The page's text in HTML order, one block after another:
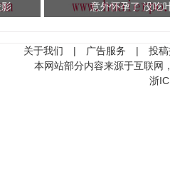
意外怀孕了 没吃
关于我们 | 广告服务 |
投
本网站部分内容来源于互联网
浙